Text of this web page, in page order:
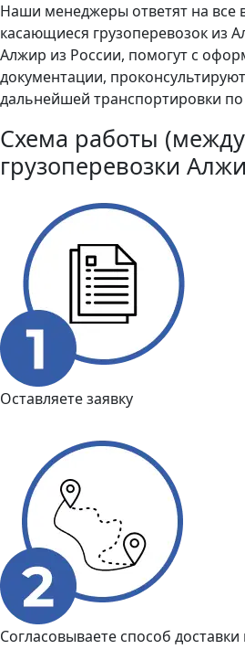
Наши менеджеры ответят на все
касающиеся грузоперевозок из
Алжир из России, помогут с
документации,
дальнейшей транспортировки
Схема работы
грузоперевозки
Оставляете заявку
Согласовываете способ